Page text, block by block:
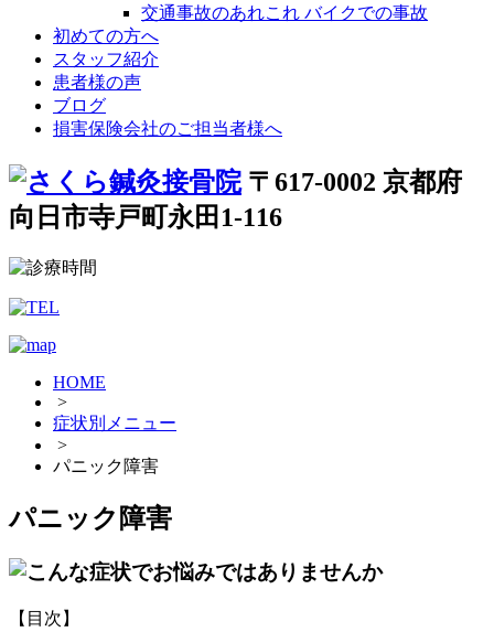
交通事故のあれこれ バイクでの事故
初めての方へ
スタッフ紹介
患者様の声
ブログ
損害保険会社のご担当者様へ
〒617-0002 京都府
向日市寺戸町永田1-116
HOME
>
症状別メニュー
>
パニック障害
パニック障害
【目次】